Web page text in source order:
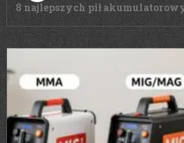
8 najlepszych pił